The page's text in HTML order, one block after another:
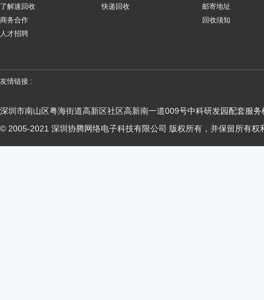
了解速回收
商务合作
人才招聘
快递回收
邮寄地址
回收须知
友情链接 :
深圳市南山区粤海街道高新区社区高新南一道009号中科研发园配套服务
© 2005-2021 深圳协腾网络电子科技有限公司 版权所有，并保留所有权